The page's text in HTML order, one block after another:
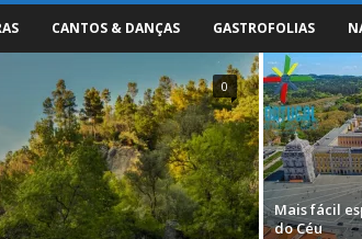
CANTOS & DANÇAS GASTROFOLIAS
0
Mais fácil
do Céu